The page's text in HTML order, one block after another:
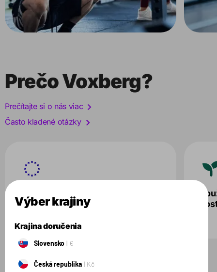
Prečo Voxberg?
Prečítajte si o nás viac
Často kladené otázky
prebiehajúca na Slovensku.
Výber krajiny
Krajina doručenia
Slovensko €
Česká republika Kč